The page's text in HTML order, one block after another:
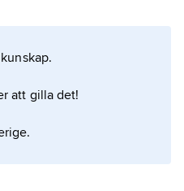
av 1963 års
inom teorin för
och tillämpningen
att gilla det!